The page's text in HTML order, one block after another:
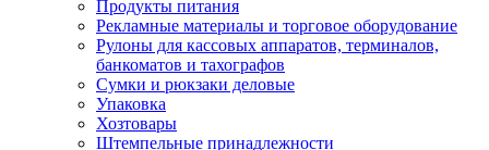
Продукты питания
Рекламные материалы и торговое оборудование
Рулоны для кассовых аппаратов, терминалов,
банкоматов и тахографов
Сумки и рюкзаки деловые
Упаковка
Хозтовары
Штемпельные принадлежности